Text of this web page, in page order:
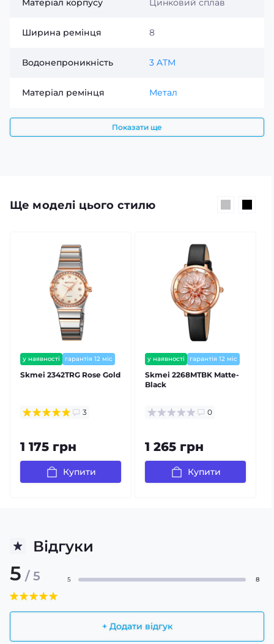
Ширина ремінця 8
Водонепроникність 3 ATM
Матеріал ремінця Метал
Показати ще
Ще моделі цього стилю
у наявності гарантія 12 міс
Skmei 2342TRG Rose Gold
3
1 175 грн
Купити
у наявності гарантія 12 міс
Skmei 2268MTBK Matte-
Black
0
1 265 грн
Купити
Відгуки
5 / 5
+ Додати відгук
5 8